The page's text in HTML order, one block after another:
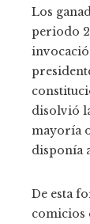
Los
periodo
disolvió
mayoría
disponía
De esta
comicios